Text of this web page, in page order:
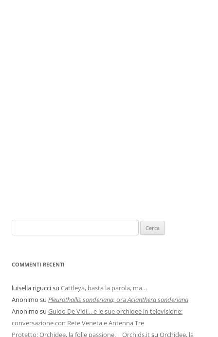
COMMENTI RECENTI
luisella riguccisu Cattleya, basta la parola, ma…
Anonimo su Pleurothallis sonderiana, ora Acianthera sonderiana
Anonimo su Guido De Vidi… e le sue orchidee in televisione:
conversazione con Rete Veneta e Antenna Tre
Protetto: Orchidee, la folle passione. | Orchids.itsu Orchidee, la